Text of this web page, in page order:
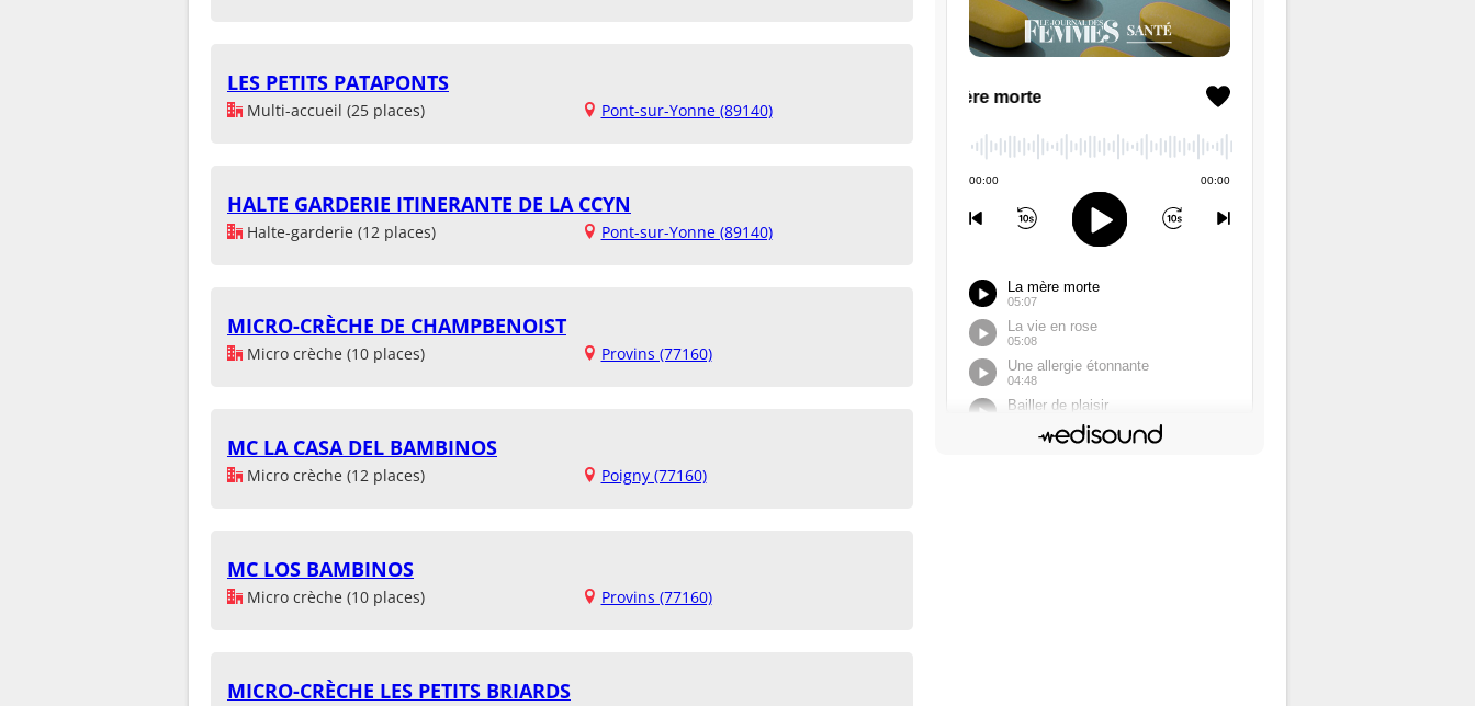
LES PETITS PATAPONTS
Multi-accueil (25 places) Pont-sur-Yonne (89140)
HALTE GARDERIE ITINERANTE DE LA CCYN
Halte-garderie (12 places) Pont-sur-Yonne (89140)
MICRO-CRÈCHE DE CHAMPBENOIST
Micro crèche (10 places) Provins (77160)
MC LA CASA DEL BAMBINOS
Micro crèche (12 places) Poigny (77160)
MC LOS BAMBINOS
Micro crèche (10 places) Provins (77160)
MICRO-CRÈCHE LES PETITS BRIARDS